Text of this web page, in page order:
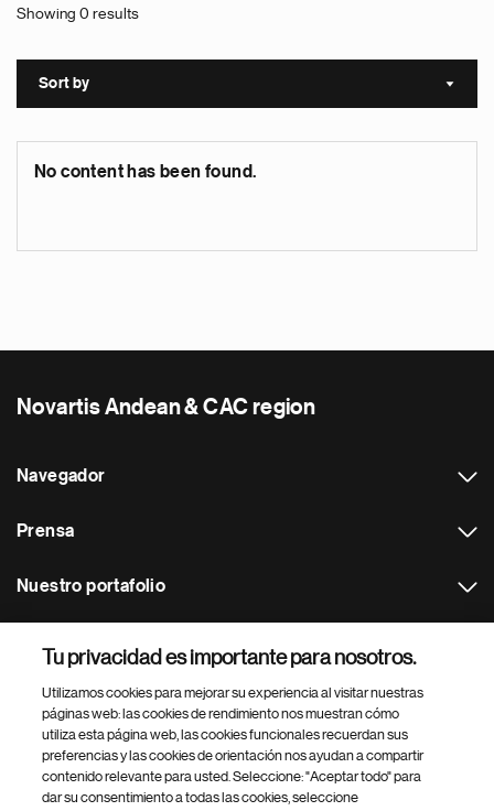
Showing 0 results
Sort by Sort
No content has been found.
Novartis Andean & CAC region
Navegador
Prensa
Nuestro portafolio
Footer Site Search
Tu privacidad es importante para nosotros.
Utilizamos cookies para mejorar su experiencia al visitar nuestras
páginas web: las cookies de rendimiento nos muestran cómo
utiliza esta página web, las cookies funcionales recuerdan sus
preferencias y las cookies de orientación nos ayudan a compartir
contenido relevante para usted. Seleccione: "Aceptar todo" para
dar su consentimiento a todas las cookies, seleccione